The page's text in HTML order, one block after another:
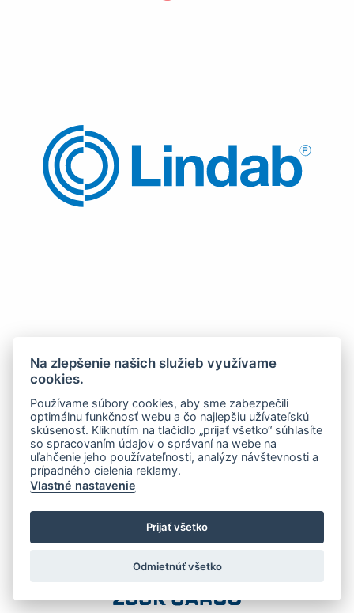
Na zlepšenie našich služieb využívame
cookies.
Používame súbory cookies, aby sme zabezpečili
optimálnu funkčnosť webu a čo najlepšiu užívateľskú
skúsenosť. Kliknutím na tlačidlo „prijať všetko“ súhlasíte
so spracovaním údajov o správaní na webe na
uľahčenie jeho používateľnosti, analýzy návštevnosti a
prípadného cielenia reklamy.
Vlastné nastavenie
Prijať všetko
Odmietnúť všetko